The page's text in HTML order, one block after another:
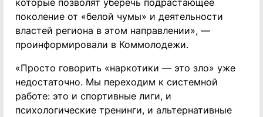
поколение от «белой чумы» и деятельности
властей региона в этом направлении», —
проинформировали в Коммолодежи.
«Просто говорить «наркотики — это зло» уже
недостаточно. Мы переходим к системной
работе: это и спортивные лиги, и
психологические тренинги, и альтернативные